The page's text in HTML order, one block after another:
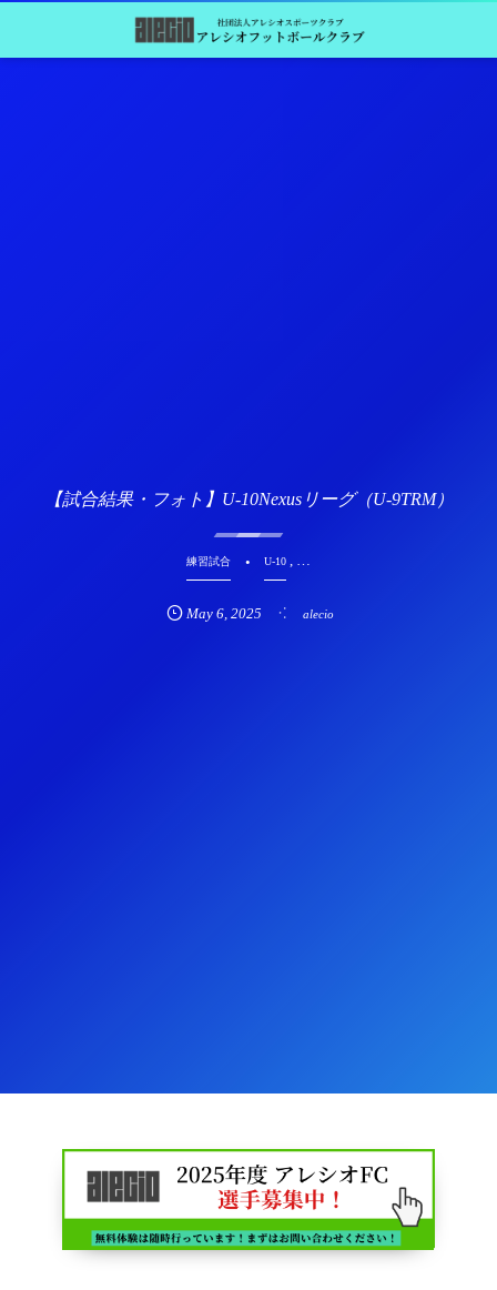
【試合結果・フォト】U-10Nexusリーグ（U-9TRM）
練習試合 U-10 , …
May 6,2025 alecio